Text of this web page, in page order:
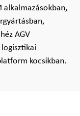
alkalmazásokban,
AGV
kocsikban.